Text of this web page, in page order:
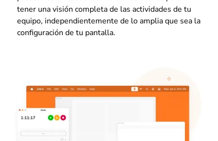
tener una visión completa de las actividades de tu
equipo, independientemente de lo amplia que sea la
configuración de tu pantalla.